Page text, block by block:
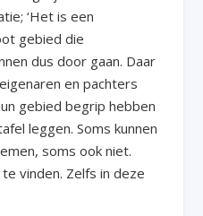
‘Het is een
gebied die
dus door gaan. Daar
en pachters
gebied begrip hebben
leggen. Soms kunnen
soms ook niet.
vinden. Zelfs in deze